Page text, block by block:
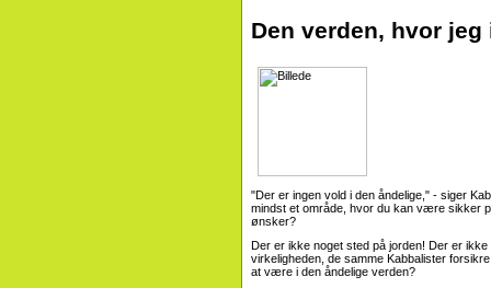
Den verden, hvor
"Der er ingen vold i den åndelige," - siger
mindst et område, hvor du kan være sikker
ønsker?
Der er ikke noget sted på jorden! Der er
virkeligheden, de samme Kabbalister
at være i den åndelige verden?